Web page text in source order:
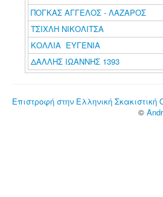
ΠΟΓΚΑΣ ΑΓΓΕΛΟΣ - ΛΑΖΑΡΟΣ
ΤΣΙΧΛΗ ΝΙΚΟΛΙΤΣΑ
ΚΟΛΛΙΑ ΕΥΓΕΝΙΑ
ΔΑΛΛΗΣ ΙΩΑΝΝΗΣ 1393
Επιστροφή στην Ελληνική Σκακιστική
©